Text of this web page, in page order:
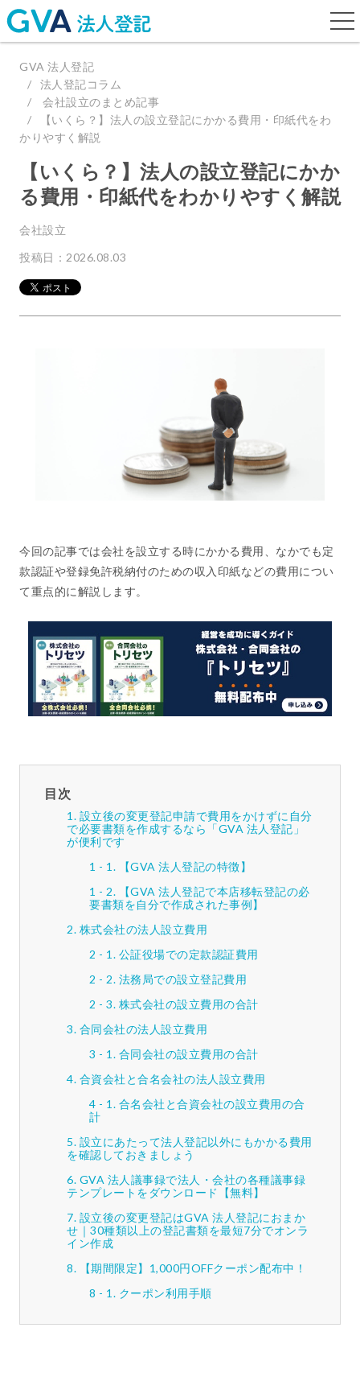
GVA 法人登記
法人登記コラム
会社設立のまとめ記事
【いくら？】法人の設立登記にかかる費用・印紙代をわ
かりやすく解説
【いくら？】法人の設立登記にかか
る費用・印紙代をわかりやすく解説
会社設立
投稿日：2026.08.03
今回の記事では会社を設立する時にかかる費用、なかでも定
款認証や登録免許税納付のための収入印紙などの費用につい
て重点的に解説します。
目次
設立後の変更登記申請で費用をかけずに自分
で必要書類を作成するなら「GVA 法人登記」
が便利です
【GVA 法人登記の特徴】
【GVA 法人登記で本店移転登記の必
要書類を自分で作成された事例】
株式会社の法人設立費用
公証役場での定款認証費用
法務局での設立登記費用
株式会社の設立費用の合計
合同会社の法人設立費用
合同会社の設立費用の合計
合資会社と合名会社の法人設立費用
合名会社と合資会社の設立費用の合
計
設立にあたって法人登記以外にもかかる費用
を確認しておきましょう
GVA 法人議事録で法人・会社の各種議事録
テンプレートをダウンロード【無料】
設立後の変更登記はGVA 法人登記におまか
せ｜30種類以上の登記書類を最短7分でオンラ
イン作成
【期間限定】1,000円OFFクーポン配布中！
クーポン利用手順